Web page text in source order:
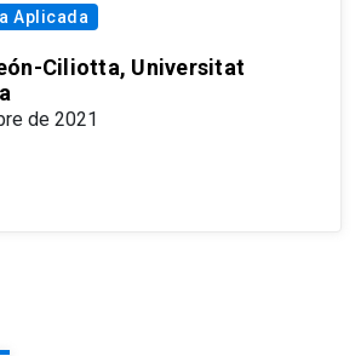
Aplicada
Ciliotta, Universitat
de 2021